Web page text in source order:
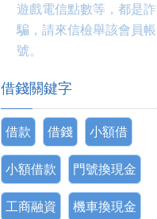
遊戲電信點數等，都是詐
騙，請來信檢舉該會員帳
號。
借錢關鍵字
借款 借錢 小額借
小額借款 門號換現金
工商融資 機車換現金